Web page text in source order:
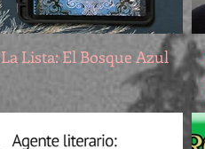
La Lista: El Bosque Azul